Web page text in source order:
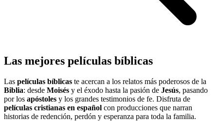
Las mejores películas bíblicas
Las películas bíblicas te acercan a los relatos más poderosos de la
Biblia: desde Moisés y el éxodo hasta la pasión de Jesús, pasando
por los apóstoles y los grandes testimonios de fe. Disfruta de
películas cristianas en español con producciones que narran
historias de redención, perdón y esperanza para toda la familia.